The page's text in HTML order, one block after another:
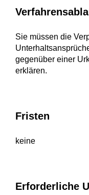
Sie müssen die
gegenüber einer
erklären.
Fristen
keine
Erforderliche